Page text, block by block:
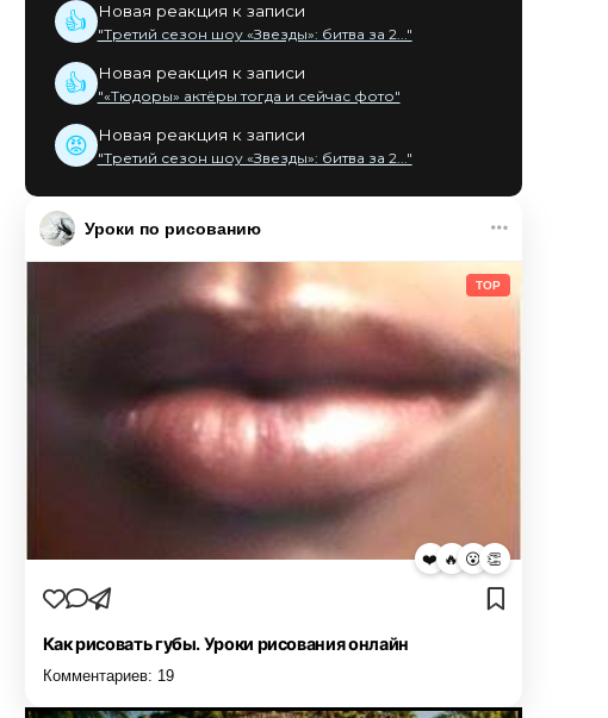
👍 Новая реакция к записи
"Третий сезон шоу «Звезды»: битва за 2..."
👍 Новая реакция к записи
"«Тюдоры» актёры тогда и сейчас фото"
😡 Новая реакция к записи
"Третий сезон шоу «Звезды»: битва за 2..."
Уроки по рисованию
TOP
❤️ 🔥 😮 👏
Как рисовать губы. Уроки рисования онлайн
Комментариев: 19